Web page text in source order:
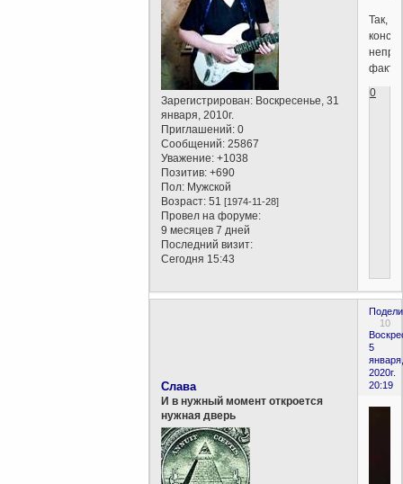
Зарегистрирован: Воскресенье, 31
января, 2010г.
Приглашений: 0
Сообщений: 25867
Уважение: +1038
Позитив: +690
Пол: Мужской
Возраст: 51[1974-11-28]
Провел на форуме:
9 месяцев 7 дней
Последний визит:
Сегодня 15:43
Так,
факта.
0
10
5
января,
2020г.
20:19
Слава
И в нужный момент откроется
нужная дверь